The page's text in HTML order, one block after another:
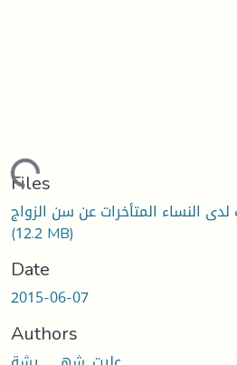
Files
(12.2 MB)
Date
2015-06-07
Authors